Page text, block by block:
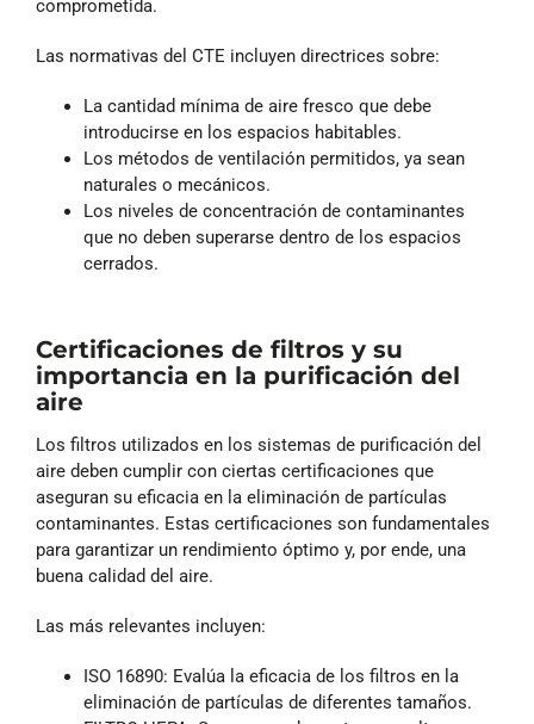
comprometida.
Las normativas del CTE incluyen directrices sobre:
La cantidad mínima de aire fresco que debe
introducirse en los espacios habitables.
Los métodos de ventilación permitidos, ya sean
naturales o mecánicos.
Los niveles de concentración de contaminantes
que no deben superarse dentro de los espacios
cerrados.
Certificaciones de filtros y su
importancia en la purificación del
aire
Los filtros utilizados en los sistemas de purificación del
aire deben cumplir con ciertas certificaciones que
aseguran su eficacia en la eliminación de partículas
contaminantes. Estas certificaciones son fundamentales
para garantizar un rendimiento óptimo y, por ende, una
buena calidad del aire.
Las más relevantes incluyen:
ISO 16890: Evalúa la eficacia de los filtros en la
eliminación de partículas de diferentes tamaños.